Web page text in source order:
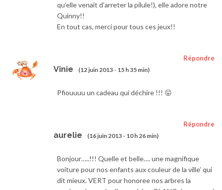
qu’elle venait d’arreter la pilule!), elle adore notre
Quinny!!
En tout cas, merci pour tous ces jeux!!
Vinie (12 juin 2013 - 15 h 35 min)
Répondre
Pfiouuuu un cadeau qui déchire !!! 😛
aurelie (16 juin 2013 - 10 h 26 min)
Répondre
Bonjour…..!!! Quelle et belle…. une magnifique
voiture pour nos enfants aux couleur de la ville’ qui
dit mieux. VERT pour honoree nos arbres la